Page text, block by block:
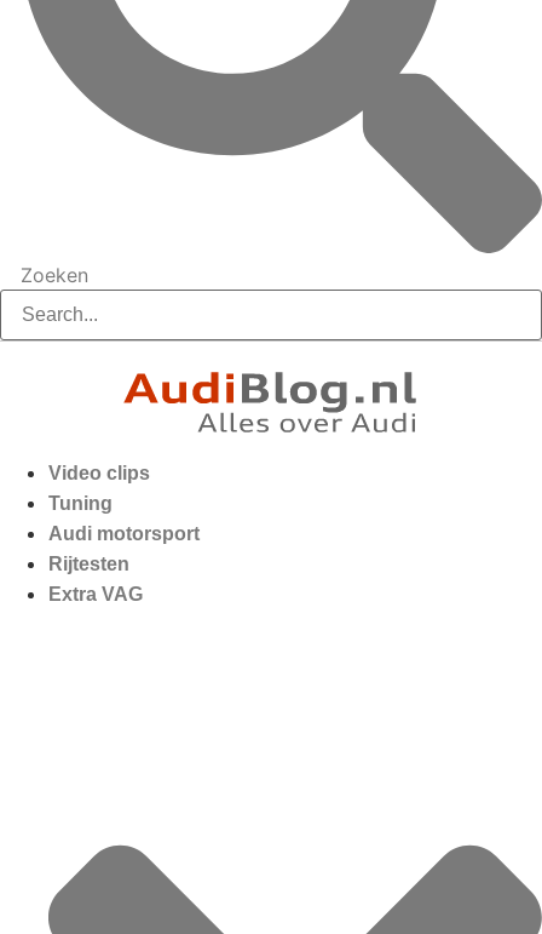
Zoeken
Video clips
Tuning
Audi motorsport
Rijtesten
Extra VAG